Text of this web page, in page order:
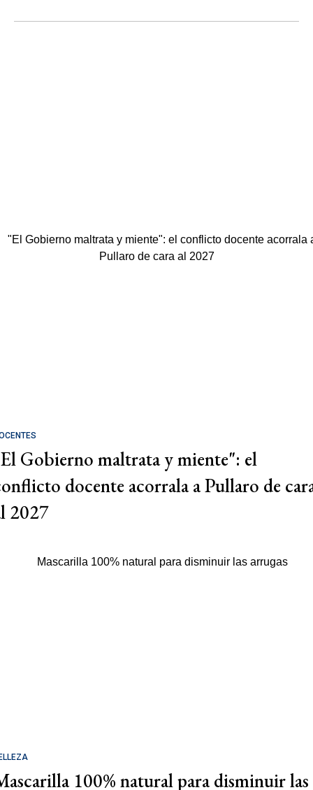
Gobierno maltrata y miente": el
docente acorrala a Pullaro de
2027
100% natural para disminuir las